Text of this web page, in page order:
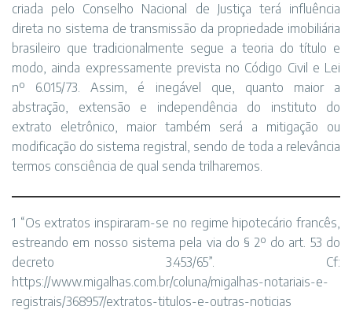
criada pelo Conselho Nacional de Justiça terá influência
direta no sistema de transmissão da propriedade imobiliária
brasileiro que tradicionalmente segue a teoria do título e
modo, ainda expressamente prevista no Código Civil e Lei
nº 6.015/73. Assim, é inegável que, quanto maior a
abstração, extensão e independência do instituto do
extrato eletrônico, maior também será a mitigação ou
modificação do sistema registral, sendo de toda a relevância
termos consciência de qual senda trilharemos.
1 “Os extratos inspiraram-se no regime hipotecário francês,
estreando em nosso sistema pela via do § 2º do art. 53 do
decreto 3.453/65”. Cf:
https://www.migalhas.com.br/coluna/migalhas-notariais-e-
registrais/368957/extratos-titulos-e-outras-noticias